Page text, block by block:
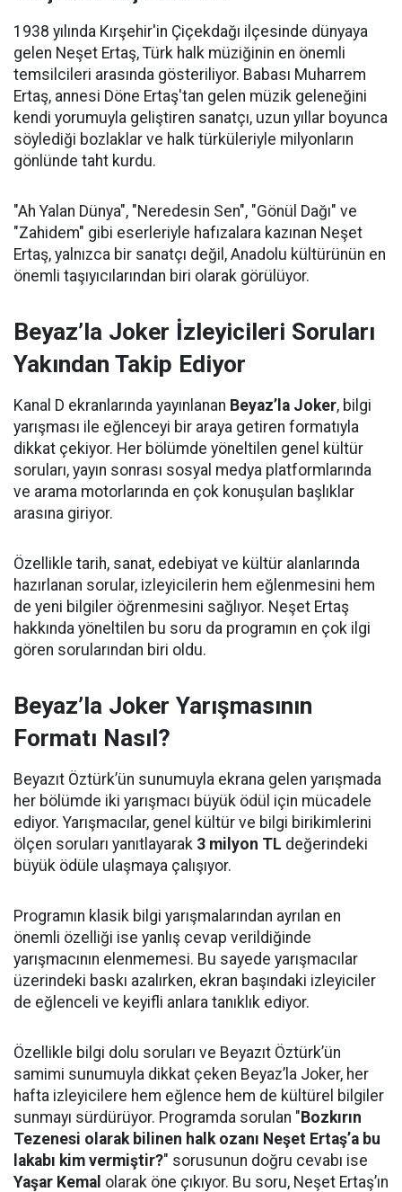
1938 yılında Kırşehir'in Çiçekdağı ilçesinde dünyaya
gelen Neşet Ertaş, Türk halk müziğinin en önemli
temsilcileri arasında gösteriliyor. Babası Muharrem
Ertaş, annesi Döne Ertaş'tan gelen müzik geleneğini
kendi yorumuyla geliştiren sanatçı, uzun yıllar boyunca
söylediği bozlaklar ve halk türküleriyle milyonların
gönlünde taht kurdu.
"Ah Yalan Dünya", "Neredesin Sen", "Gönül Dağı" ve
"Zahidem" gibi eserleriyle hafızalara kazınan Neşet
Ertaş, yalnızca bir sanatçı değil, Anadolu kültürünün en
önemli taşıyıcılarından biri olarak görülüyor.
Beyaz’la Joker İzleyicileri Soruları
Yakından Takip Ediyor
Kanal D ekranlarında yayınlanan Beyaz’la Joker, bilgi
yarışması ile eğlenceyi bir araya getiren formatıyla
dikkat çekiyor. Her bölümde yöneltilen genel kültür
soruları, yayın sonrası sosyal medya platformlarında
ve arama motorlarında en çok konuşulan başlıklar
arasına giriyor.
Özellikle tarih, sanat, edebiyat ve kültür alanlarında
hazırlanan sorular, izleyicilerin hem eğlenmesini hem
de yeni bilgiler öğrenmesini sağlıyor. Neşet Ertaş
hakkında yöneltilen bu soru da programın en çok ilgi
gören sorularından biri oldu.
Beyaz’la Joker Yarışmasının
Formatı Nasıl?
Beyazıt Öztürk’ün sunumuyla ekrana gelen yarışmada
her bölümde iki yarışmacı büyük ödül için mücadele
ediyor. Yarışmacılar, genel kültür ve bilgi birikimlerini
ölçen soruları yanıtlayarak 3 milyon TL değerindeki
büyük ödüle ulaşmaya çalışıyor.
Programın klasik bilgi yarışmalarından ayrılan en
önemli özelliği ise yanlış cevap verildiğinde
yarışmacının elenmemesi. Bu sayede yarışmacılar
üzerindeki baskı azalırken, ekran başındaki izleyiciler
de eğlenceli ve keyifli anlara tanıklık ediyor.
Özellikle bilgi dolu soruları ve Beyazıt Öztürk’ün
samimi sunumuyla dikkat çeken Beyaz’la Joker, her
hafta izleyicilere hem eğlence hem de kültürel bilgiler
sunmayı sürdürüyor. Programda sorulan " Bozkırın
Tezenesi olarak bilinen halk ozanı Neşet Ertaş’a bu
lakabı kim vermiştir?" sorusunun doğru cevabı ise
Yaşar Kemal olarak öne çıkıyor. Bu soru, Neşet Ertaş’ın